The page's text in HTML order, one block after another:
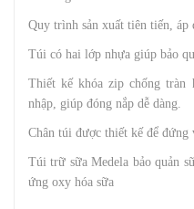
Quy trình sản xuất tiên tiến, áp
Túi có hai lớp nhựa giúp bảo
Thiết kế khóa zip chống tràn
nhập, giúp đóng nắp dễ dàng.
Chân túi được thiết kế để đứng
Túi trữ sữa Medela bảo quản
ứng oxy hóa sữa